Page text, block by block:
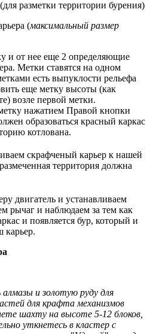
разметки территории бурения)
(максимальный размер
и от нее еще 2 определяющие
Метки ставятся на одном
есть выпуклости рельефа
еще метку высоты (как
возле первой метки.
нажатием Правой кнопки
образоваться красный каркас
котлована.
скрафченый карьер к нашей
территория должна
двигатель и устанавливаем
рычаг и наблюдаем за тем как
и появляется бур, который и
карьер.
и золотую руду для
для крафта механизмов
шахту на высоте 5-12 блоков,
уткнетесь в кластер с